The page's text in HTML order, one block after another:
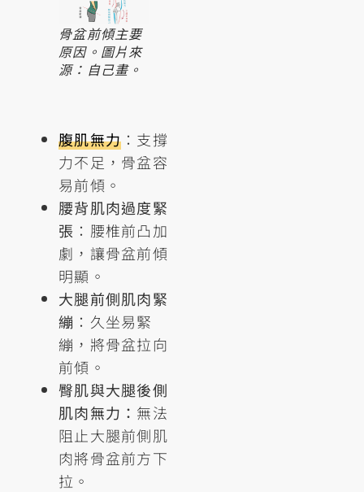
骨盆前傾主要
原因。圖片來
源：自己畫。
腹肌無力 ：支撐
力不足，骨盆容
易前傾。
腰背肌肉過度緊
張 ：腰椎前凸加
劇，讓骨盆前傾
明顯。
大腿前側肌肉緊
繃 ：久坐易緊
繃，將骨盆拉向
前傾。
臀肌與大腿後側
肌肉無力： 無法
阻止大腿前側肌
肉將骨盆前方下
拉。